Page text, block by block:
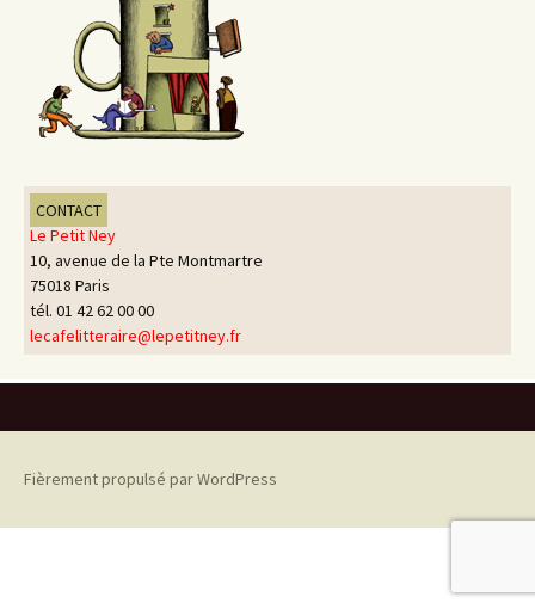
CONTACT
Le Petit Ney
10, avenue de la Pte Montmartre
75018 Paris
tél. 01 42 62 00 00
lecafelitteraire@lepetitney.fr
Fièrement propulsé par WordPress